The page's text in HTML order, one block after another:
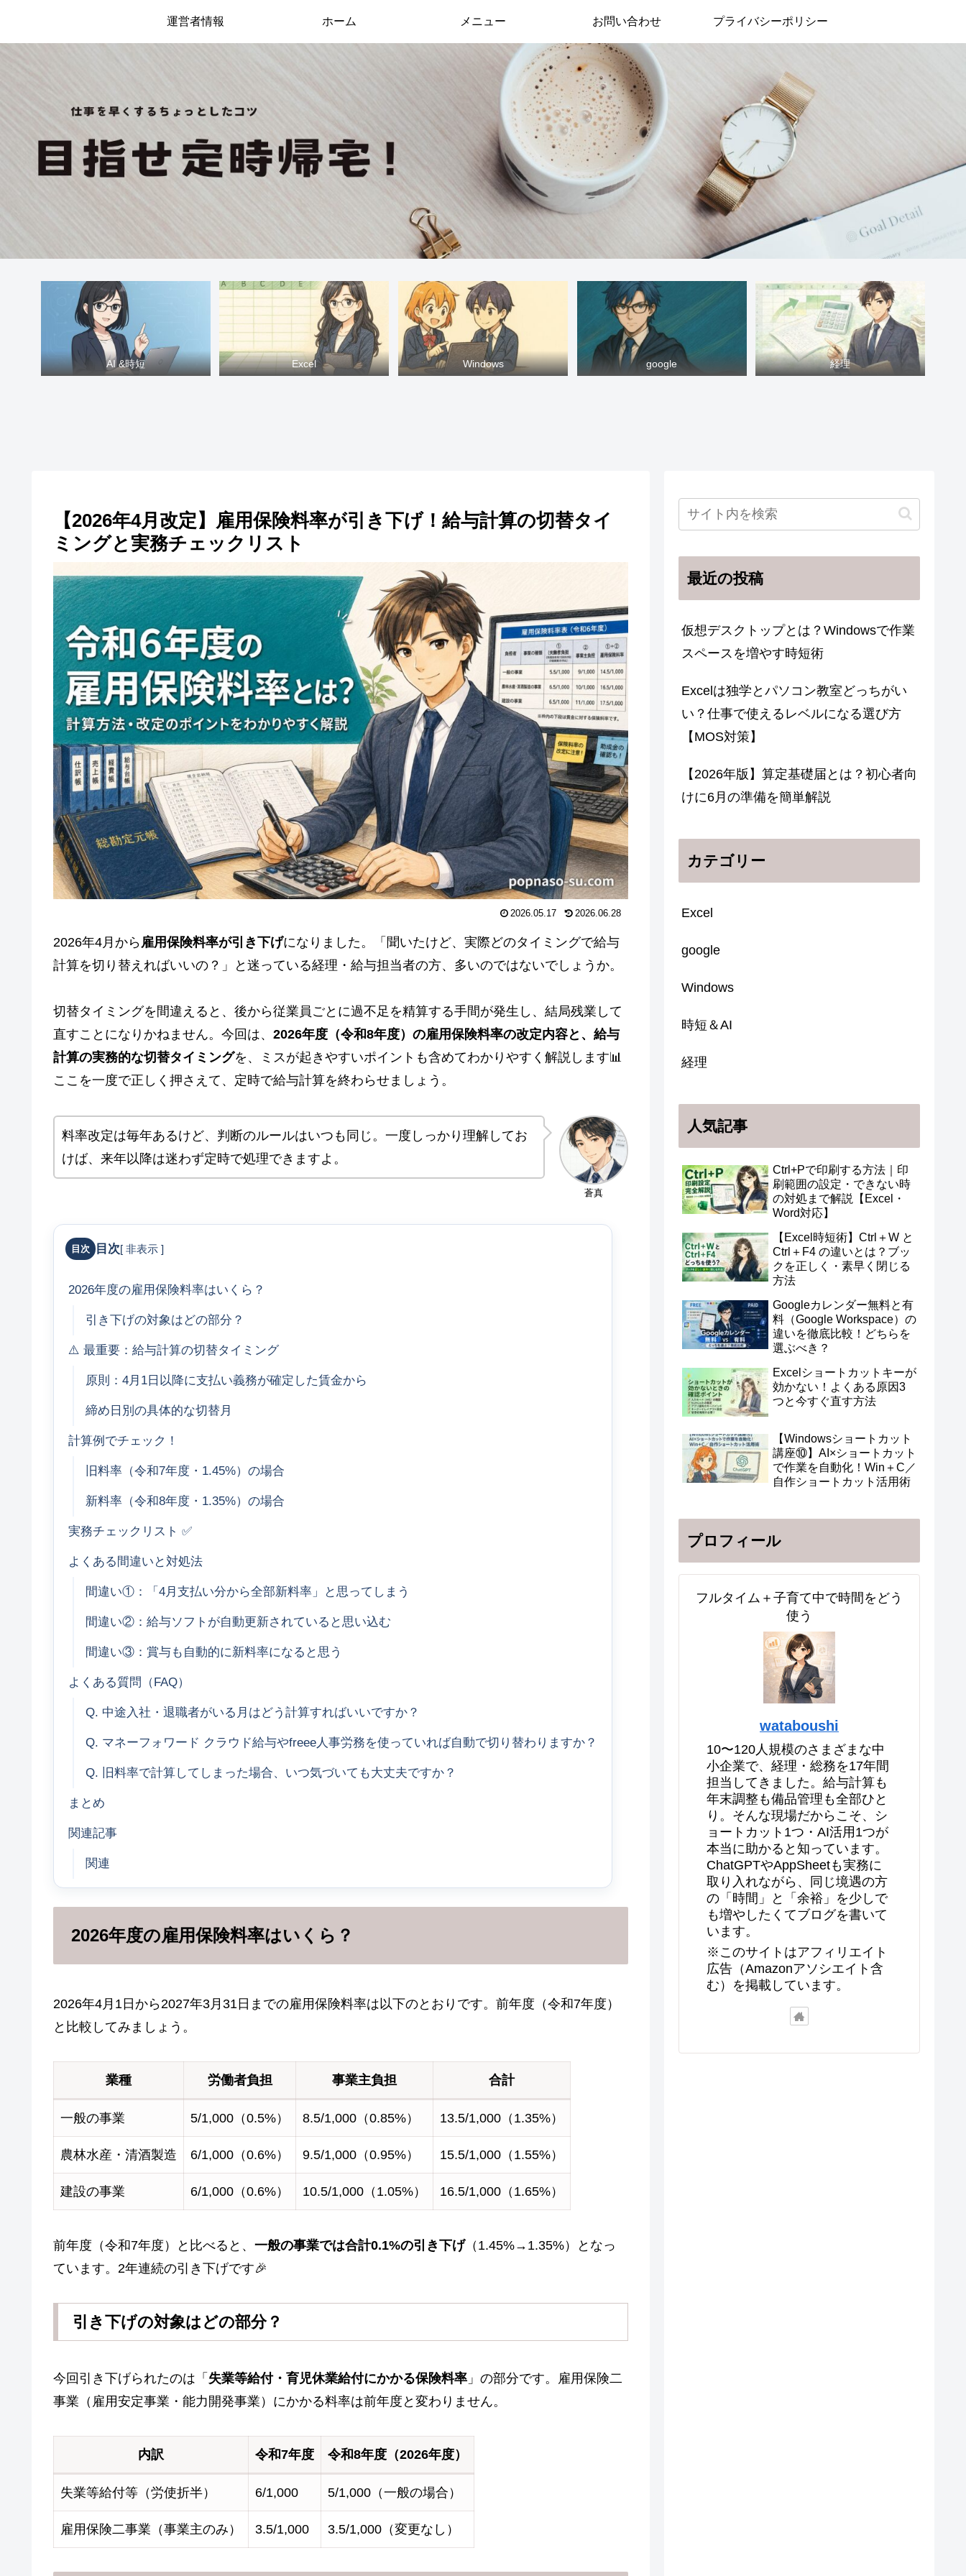
運営者情報 ホーム メニュー お問い合わせ プライバシーポリシー
AI &時短 Excel Windows google 経理
【2026年4月改定】雇用保険料率が引き下げ！給与計算の切替タイ
ミングと実務チェックリスト
2026.05.17 2026.06.28
2026年4月から雇用保険料率が引き下げになりました。「聞いたけど、実際どのタイミングで給与
計算を切り替えればいいの？」と迷っている経理・給与担当者の方、多いのではないでしょうか。
切替タイミングを間違えると、後から従業員ごとに過不足を精算する手間が発生し、結局残業して
直すことになりかねません。今回は、 2026年度（令和8年度）の雇用保険料率の改定内容と、給与
計算の実務的な切替タイミングを、ミスが起きやすいポイントも含めてわかりやすく解説します📊
ここを一度で正しく押さえて、定時で給与計算を終わらせましょう。
蒼真
料率改定は毎年あるけど、判断のルールはいつも同じ。一度しっかり理解してお
けば、来年以降は迷わず定時で処理できますよ。
目次[ 非表示 ]
2026年度の雇用保険料率はいくら？
引き下げの対象はどの部分？
⚠️ 最重要：給与計算の切替タイミング
原則：4月1日以降に支払い義務が確定した賃金から
締め日別の具体的な切替月
計算例でチェック！
旧料率（令和7年度・1.45%）の場合
新料率（令和8年度・1.35%）の場合
実務チェックリスト ✅
よくある間違いと対処法
間違い①：「4月支払い分から全部新料率」と思ってしまう
間違い②：給与ソフトが自動更新されていると思い込む
間違い③：賞与も自動的に新料率になると思う
よくある質問（FAQ）
Q. 中途入社・退職者がいる月はどう計算すればいいですか？
Q. マネーフォワード クラウド給与やfreee人事労務を使っていれば自動で切り替わりますか？
Q. 旧料率で計算してしまった場合、いつ気づいても大丈夫ですか？
まとめ
関連記事
関連
2026年度の雇用保険料率はいくら？
2026年4月1日から2027年3月31日までの雇用保険料率は以下のとおりです。前年度（令和7年度）
と比較してみましょう。
業種 労働者負担 事業主負担 合計
一般の事業 5/1,000（0.5%） 8.5/1,000（0.85%） 13.5/1,000（1.35%）
農林水産・清酒製造 6/1,000（0.6%） 9.5/1,000（0.95%） 15.5/1,000（1.55%）
建設の事業 6/1,000（0.6%） 10.5/1,000（1.05%） 16.5/1,000（1.65%）
前年度（令和7年度）と比べると、 一般の事業では合計0.1%の引き下げ（1.45%→1.35%）となっ
ています。2年連続の引き下げです🎉
引き下げの対象はどの部分？
今回引き下げられたのは「 失業等給付・育児休業給付にかかる保険料率 」の部分です。雇用保険二
事業（雇用安定事業・能力開発事業）にかかる料率は前年度と変わりません。
内訳 令和7年度 令和8年度（2026年度）
失業等給付等（労使折半） 6/1,000 5/1,000（一般の場合）
雇用保険二事業（事業主のみ） 3.5/1,000 3.5/1,000（変更なし）
最近の投稿
仮想デスクトップとは？Windowsで作業
スペースを増やす時短術
Excelは独学とパソコン教室どっちがい
い？仕事で使えるレベルになる選び方
【MOS対策】
【2026年版】算定基礎届とは？初心者向
けに6月の準備を簡単解説
カテゴリー
Excel
google
Windows
時短＆AI
経理
人気記事
Ctrl+Pで印刷する方法｜印
刷範囲の設定・できない時
の対処まで解説【Excel・
Word対応】
【Excel時短術】Ctrl＋W と
Ctrl＋F4 の違いとは？ブッ
クを正しく・素早く閉じる
方法
Googleカレンダー無料と有
料（Google Workspace）の
違いを徹底比較！どちらを
選ぶべき？
Excelショートカットキーが
効かない！よくある原因3
つと今すぐ直す方法
【Windowsショートカット
講座⑩】AI×ショートカット
で作業を自動化！Win＋C／
自作ショートカット活用術
プロフィール
フルタイム＋子育て中で時間をどう
使う
wataboushi
10〜120人規模のさまざまな中
小企業で、経理・総務を17年間
担当してきました。給与計算も
年末調整も備品管理も全部ひと
り。そんな現場だからこそ、シ
ョートカット1つ・AI活用1つが
本当に助かると知っています。
ChatGPTやAppSheetも実務に
取り入れながら、同じ境遇の方
の「時間」と「余裕」を少しで
も増やしたくてブログを書いて
います。
※このサイトはアフィリエイト
広告（Amazonアソシエイト含
む）を掲載しています。